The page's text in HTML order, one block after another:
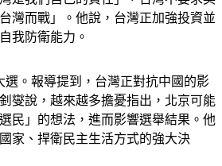
灣而戰」。他說，台灣正加強投資並
我防衛能力。
選。報導提到，台灣正對抗中國的影
燮說，越來越多擔憂指出，北京可能
民」的想法，進而影響選舉結果。他
家、捍衛民主生活方式的強大決